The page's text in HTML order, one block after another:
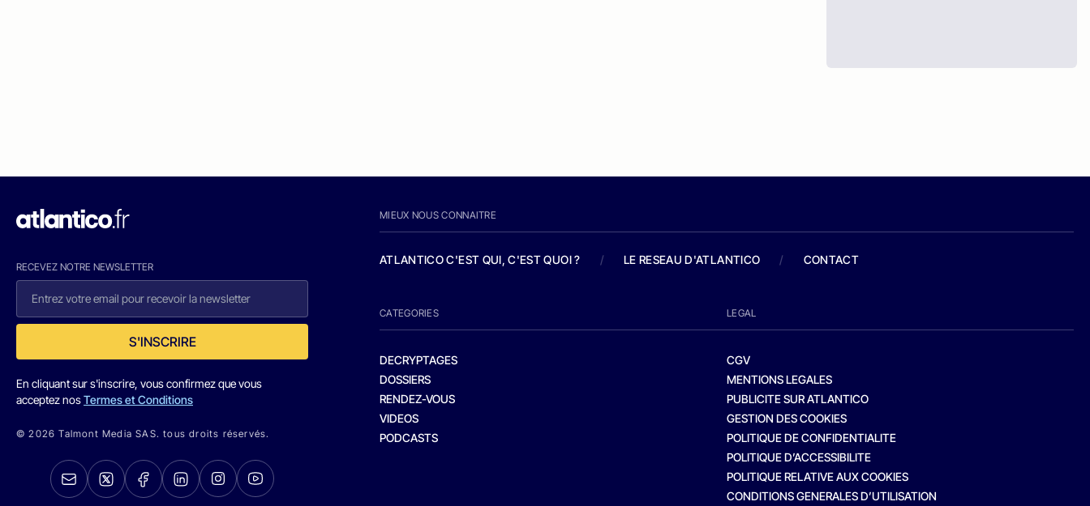
RECEVEZ NOTRE NEWSLETTER
S'INSCRIRE
En cliquant sur s'inscrire, vous confirmez que vous
acceptez nosTermes et Conditions
© 2026 Talmont Media SAS. tous droits réservés.
MIEUX NOUS CONNAITRE
ATLANTICO C'EST QUI, C'EST QUOI ? / LE RESEAU D'ATLANTICO / CONTACT
CATEGORIES
DECRYPTAGES
DOSSIERS
RENDEZ-VOUS
VIDEOS
PODCASTS
LEGAL
CGV
MENTIONS LEGALES
PUBLICITE SUR ATLANTICO
GESTION DES COOKIES
POLITIQUE DE CONFIDENTIALITE
POLITIQUE D’ACCESSIBILITE
POLITIQUE RELATIVE AUX COOKIES
CONDITIONS GENERALES D’UTILISATION